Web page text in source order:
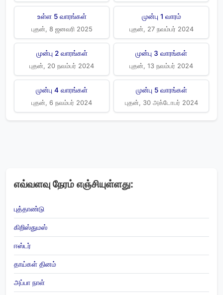
உள்ள 5 வாரங்கள்
புதன், 8 ஜனவரி 2025
முன்பு 1 வாரம்
புதன், 27 நவம்பர் 2024
முன்பு 2 வாரங்கள்
புதன், 20 நவம்பர் 2024
முன்பு 3 வாரங்கள்
புதன், 13 நவம்பர் 2024
முன்பு 4 வாரங்கள்
புதன், 6 நவம்பர் 2024
முன்பு 5 வாரங்கள்
புதன், 30 அக்டோபர் 2024
எவ்வளவு நேரம் எஞ்சியுள்ளது:
புத்தாண்டு
கிறிஸ்துமஸ்
ஈஸ்டர்
தாய்கள் தினம்
அப்பா நாள்